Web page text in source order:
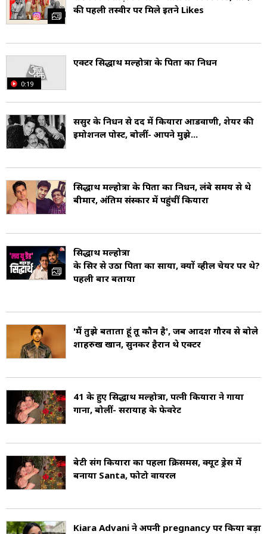
की पहली तस्वीर पर म‍िले इतने Likes
0:19
एक्टर सिद्धार्थ मल्होत्रा के पिता का निधन
ससुर के निधन से दर्द में कियारा आडवाणी, शेयर की
इमोशनल पोस्ट, बोलीं- आपने मुझे...
सिद्धार्थ मल्होत्रा के पिता का निधन, लंबे समय से थे
बीमार, अंतिम संस्कार में पहुंचीं कियारा
सिद्धार्थ मल्होत्रा
के सिर से उठा पिता का साया, क्यों व्हील चेयर पर थे?
पहली बार बताया
'मैं तुझे बताता हूं तू कौन है', जब आदर्श गौरव से बोले
शाहरुख खान, सुनकर हैरान थे एक्टर
41 के हुए सिद्धार्थ मल्होत्रा, पत्नी कियारा ने गाया
गाना, बोलीं- सरायाह के फेवरेट
बेटी संग कियारा का पहला क्रिसमस, क्यूट ड्रेस में
बनाया Santa, फोटो वायरल
Kiara Advani ने अपनी pregnancy पर किया बड़ा